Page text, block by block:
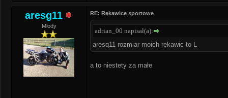
aresg11
Młody
RE: Rękawice sportowe
adrian_00 napisał(a):
aresq11 rozmiar moich rękawic to L
a to niestety za małe